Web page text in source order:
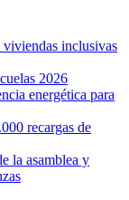
inclusivas
2026
energética para
recargas de
la asamblea y